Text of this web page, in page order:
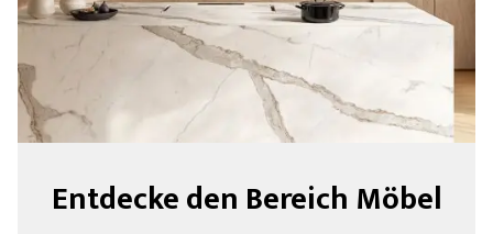
Entdecke den Bereich Möbel